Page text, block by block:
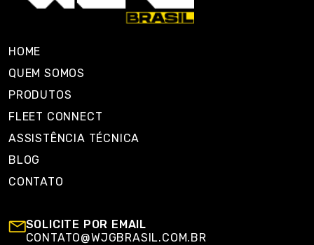
HOME
QUEM SOMOS
PRODUTOS
FLEET CONNECT
ASSISTÊNCIA TÉCNICA
BLOG
CONTATO
SOLICITE POR EMAIL
CONTATO@WJGBRASIL.COM.BR